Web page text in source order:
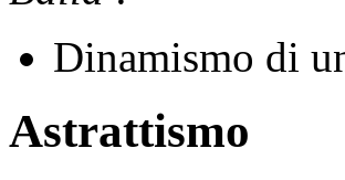
Dinamismo di
Astrattismo